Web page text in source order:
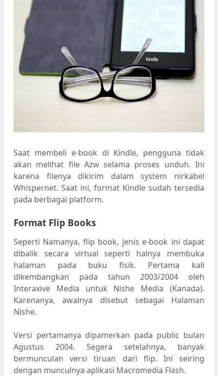
Saat membeli e-book di Kindle, pengguna tidak
akan melihat file Azw selama proses unduh. Ini
karena filenya dikirim dalam system nirkabel
Whispernet. Saat ini, format Kindle sudah tersedia
pada berbagai platform.
Format Flip Books
Seperti Namanya, flip book, jenis e-book ini dapat
dibalik secara virtual seperti halnya membuka
halaman pada buku fisik. Pertama kali
dikembangkan pada tahun 2003/2004 oleh
Interaxive Media untuk Nishe Media (Kanada).
Karenanya, awalnya disebut sebagai Halaman
Nishe.
Versi pertamanya dipamerkan pada public bulan
Agustus 2004. Segera setelahnya, banyak
bermunculan versi tiruan dari flip. Ini seiring
dengan munculnya aplikasi Macromedia Flash.